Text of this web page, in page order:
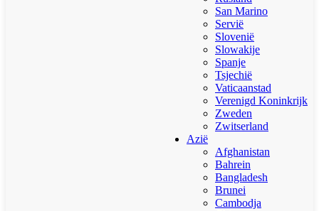
San Marino
Servië
Slovenië
Slowakije
Spanje
Tsjechië
Vaticaanstad
Verenigd Koninkrijk
Zweden
Zwitserland
Azië
Afghanistan
Bahrein
Bangladesh
Brunei
Cambodja